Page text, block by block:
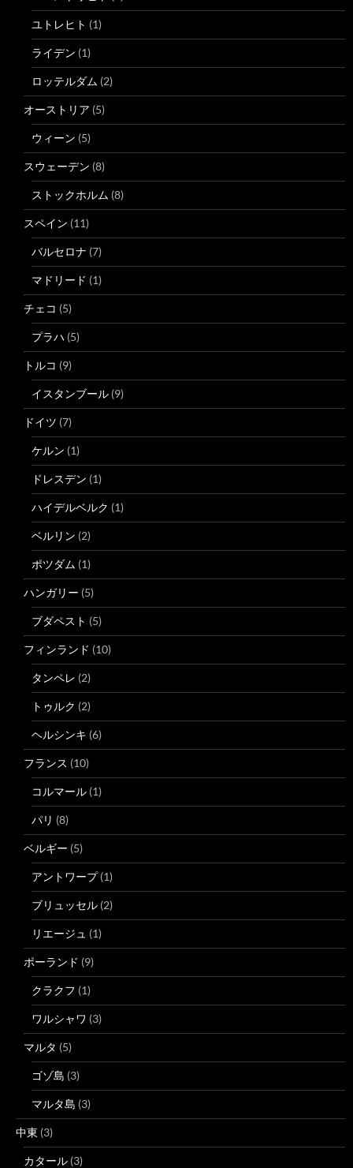
ユトレヒト (1)
ライデン (1)
ロッテルダム (2)
オーストリア (5)
ウィーン (5)
スウェーデン (8)
ストックホルム (8)
スペイン (11)
バルセロナ (7)
マドリード (1)
チェコ (5)
プラハ (5)
トルコ (9)
イスタンブール (9)
ドイツ (7)
ケルン (1)
ドレスデン (1)
ハイデルベルク (1)
ベルリン (2)
ポツダム (1)
ハンガリー (5)
ブダペスト (5)
フィンランド (10)
タンペレ (2)
トゥルク (2)
ヘルシンキ (6)
フランス (10)
コルマール (1)
パリ (8)
ベルギー (5)
アントワープ(1)
ブリュッセル (2)
リエージュ (1)
ポーランド (9)
クラクフ (1)
ワルシャワ (3)
マルタ (5)
ゴゾ島 (3)
マルタ島 (3)
中東 (3)
カタール (3)